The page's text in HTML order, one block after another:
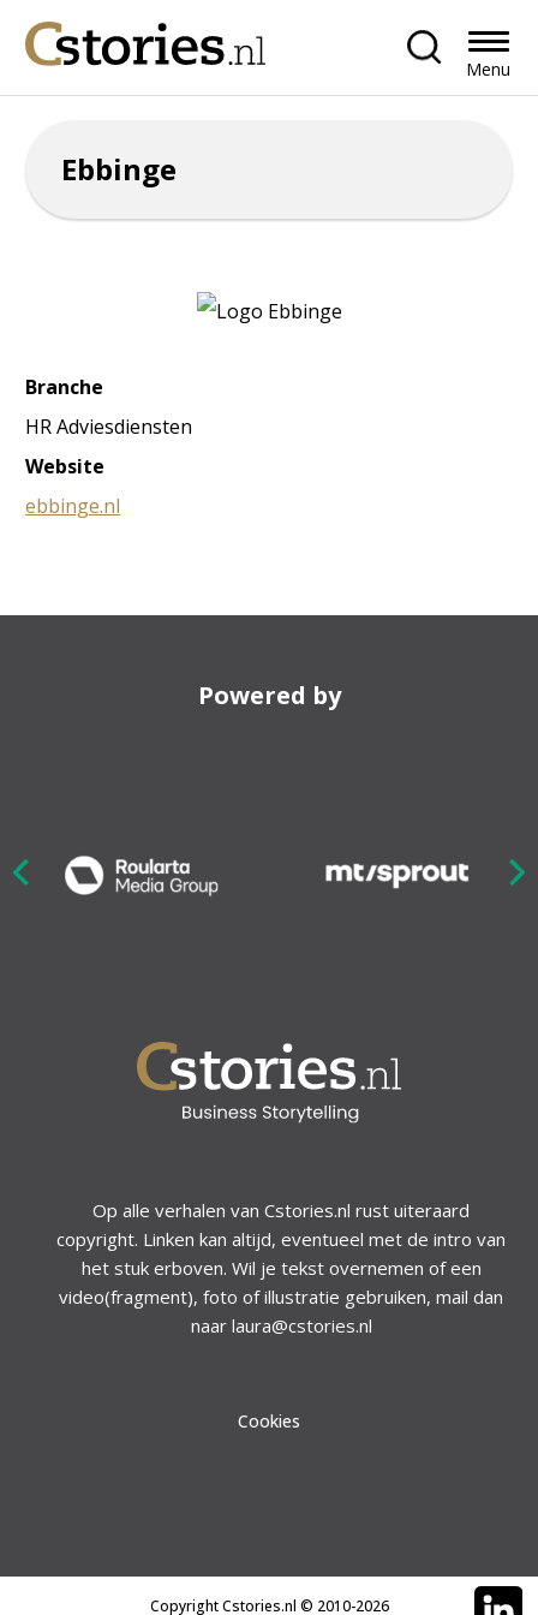
Menu
Ebbinge
Branche
HR Adviesdiensten
Website
ebbinge.nl
Powered by
Op alle verhalen van Cstories.nl rust uiteraard
copyright. Linken kan altijd, eventueel met de intro van
het stuk erboven. Wil je tekst overnemen of een
video(fragment), foto of illustratie gebruiken, mail dan
naar laura@cstories.nl
Cookies
Copyright Cstories.nl © 2010-2026